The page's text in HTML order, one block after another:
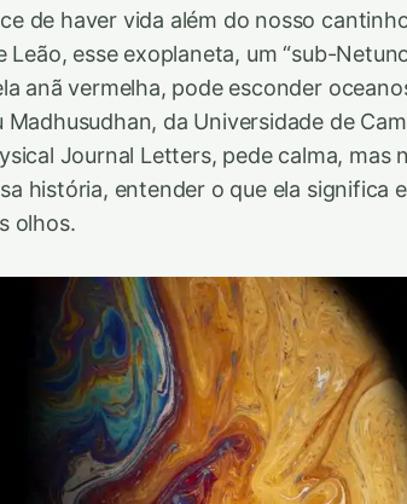
de haver vida além do nosso
Leão, esse exoplaneta, um “sub-
anã vermelha, pode esconder
da Universidade de
Journal Letters, pede calma, mas
história, entender o que ela significa
olhos.